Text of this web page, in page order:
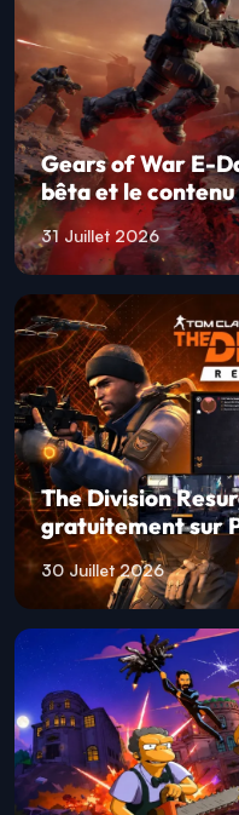
Gears of War E-
bêta et le contenu
31 Juillet 2026
The Division
gratuitement sur
30 Juillet 2026